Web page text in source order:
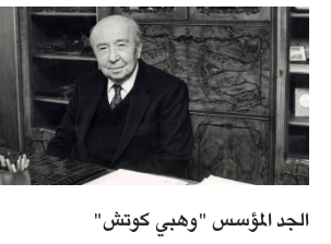
الجد المؤسس "وهبي كوتش"